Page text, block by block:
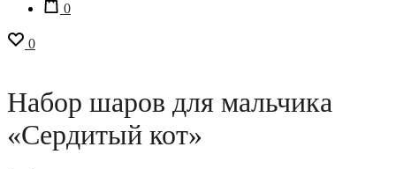
0
0
Набор шаров для мальчика
«Сердитый кот»